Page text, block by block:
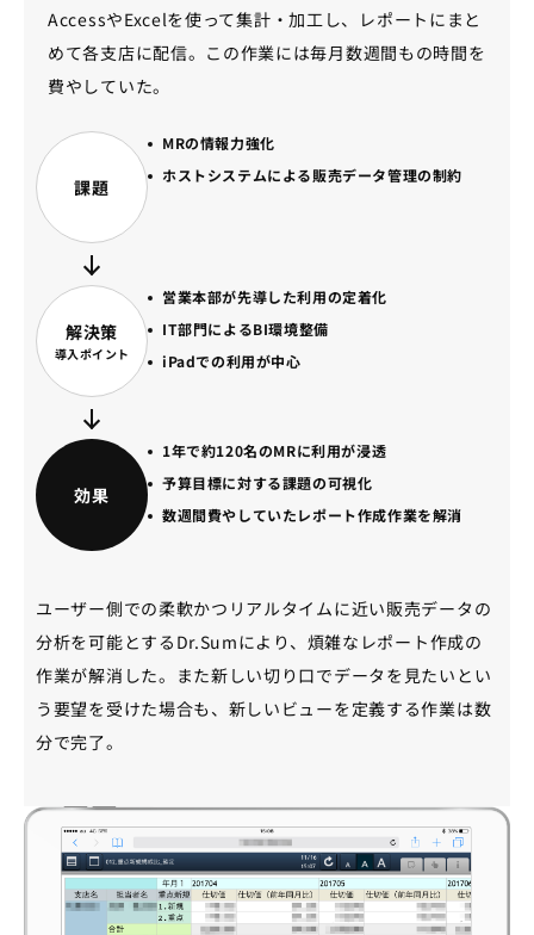
AccessやExcelを使って集計・加工し、レポートにまと
めて各支店に配信。この作業には毎月数週間もの時間を
費やしていた。
課題
MRの情報力強化
ホストシステムによる販売データ管理の制約
解決策
導入ポイント
営業本部が先導した利用の定着化
IT部門によるBI環境整備
iPadでの利用が中心
効果
1年で約120名のMRに利用が浸透
予算目標に対する課題の可視化
数週間費やしていたレポート作成作業を解消
ユーザー側での柔軟かつリアルタイムに近い販売データの
分析を可能とするDr.Sumにより、煩雑なレポート作成の
作業が解消した。また新しい切り口でデータを見たいとい
う要望を受けた場合も、新しいビューを定義する作業は数
分で完了。